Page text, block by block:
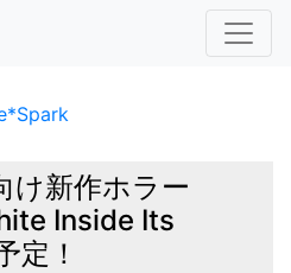
け新作ホラー
Inside Its
定！